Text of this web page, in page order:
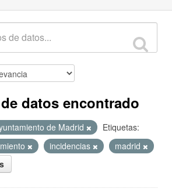
datos encontrado
de Madrid
Etiquetas:
incidencias
madrid